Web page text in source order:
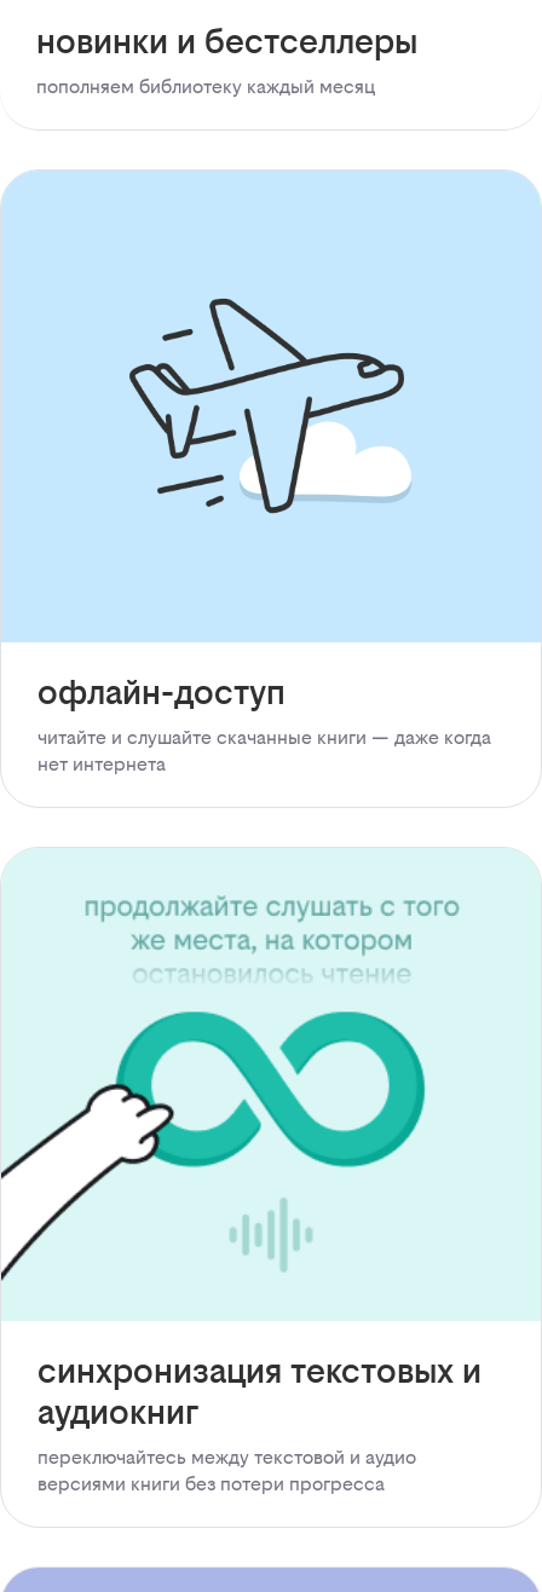
новинки и бестселлеры
пополняем библиотеку каждый месяц
офлайн-доступ
читайте и слушайте скачанные книги — даже когда
нет интернета
синхронизация текстовых и
аудиокниг
переключайтесь между текстовой и аудио
версиями книги без потери прогресса